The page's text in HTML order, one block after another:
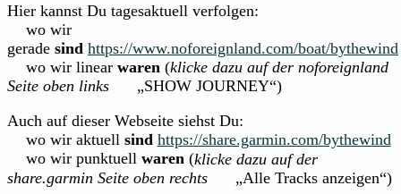
Hier kannst Du tagesaktuell verfolgen:
wo wir
gerade sind https://www.noforeignland.com/boat/bythewind
wo wir linear waren (klicke dazu auf der noforeignland
Seite oben links
„SHOW JOURNEY“)
Auch auf dieser Webseite siehst Du:
wo wir aktuell sind https://share.garmin.com/bythewind
wo wir punktuell waren(klicke dazu auf der
share.garmin Seite oben rechts
„Alle Tracks anzeigen“)